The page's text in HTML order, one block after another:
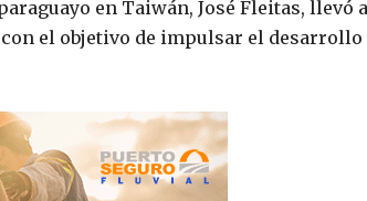
en Taiwán, José Fleitas, llevó a
el objetivo de impulsar el desarrollo